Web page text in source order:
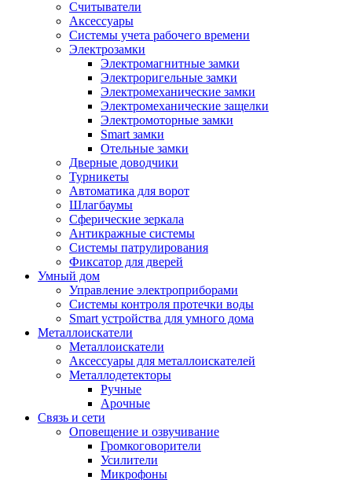
Считыватели
Аксессуары
Системы учета рабочего времени
Электрозамки
Электромагнитные замки
Электроригельные замки
Электромеханические замки
Электромеханические защелки
Электромоторные замки
Smart замки
Отельные замки
Дверные доводчики
Турникеты
Автоматика для ворот
Шлагбаумы
Сферические зеркала
Антикражные системы
Системы патрулирования
Фиксатор для дверей
Умный дом
Управление электроприборами
Системы контроля протечки воды
Smart устройства для умного дома
Металлоискатели
Металлоискатели
Аксессуары для металлоискателей
Металлодетекторы
Ручные
Арочные
Связь и сети
Оповещение и озвучивание
Громкоговорители
Усилители
Микрофоны